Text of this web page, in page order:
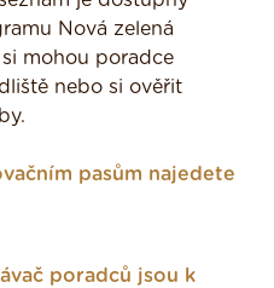
Nová zelená
mohou poradce
nebo si ověřit
pasům najedete
poradců jsou k